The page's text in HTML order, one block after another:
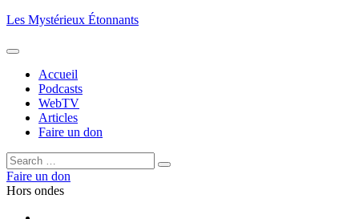
Aller
contenu
Les Mystérieux Étonnants
Accueil
Podcasts
WebTV
Articles
Faire un don
Rechercher :
Rechercher
Faire un don
Hors ondes